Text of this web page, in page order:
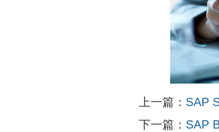
上一篇： SAP
下一篇： SAP